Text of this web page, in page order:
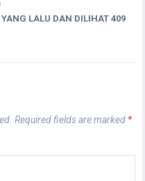
LALU DAN DILIHAT 409
Required fields are marked *